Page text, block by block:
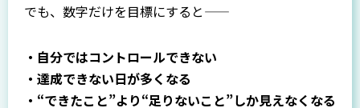
でも、数字だけを目標にすると——
・自分ではコントロールできない
・達成できない日が多くなる
・“できたこと”より“足りないこと”しか見えなくなる